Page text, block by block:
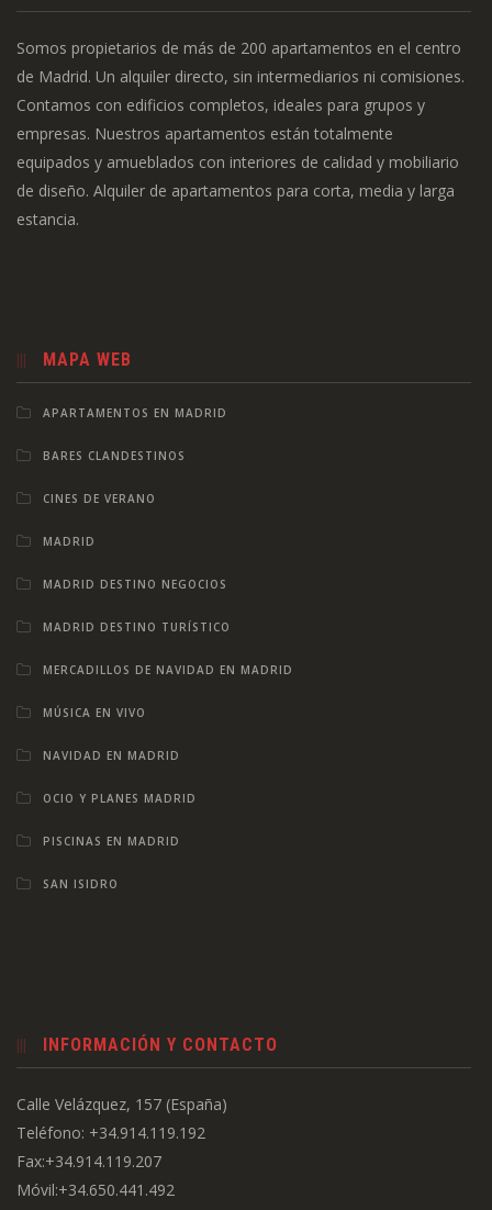
Somos propietarios de más de 200 apartamentos en el centro
de Madrid. Un alquiler directo, sin intermediarios ni comisiones.
Contamos con edificios completos, ideales para grupos y
empresas. Nuestros apartamentos están totalmente
equipados y amueblados con interiores de calidad y mobiliario
de diseño. Alquiler de apartamentos para corta, media y larga
estancia.
MAPA WEB
APARTAMENTOS EN MADRID
BARES CLANDESTINOS
CINES DE VERANO
MADRID
MADRID DESTINO NEGOCIOS
MADRID DESTINO TURÍSTICO
MERCADILLOS DE NAVIDAD EN MADRID
MÚSICA EN VIVO
NAVIDAD EN MADRID
OCIO Y PLANES MADRID
PISCINAS EN MADRID
SAN ISIDRO
INFORMACIÓN Y CONTACTO
Calle Velázquez, 157 (España)
Teléfono: +34.914.119.192
Fax:+34.914.119.207
Móvil:+34.650.441.492